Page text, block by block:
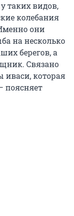
таких видов,
колебания
они
на несколько
берегов, а
Связано
иваси, которая
поясняет